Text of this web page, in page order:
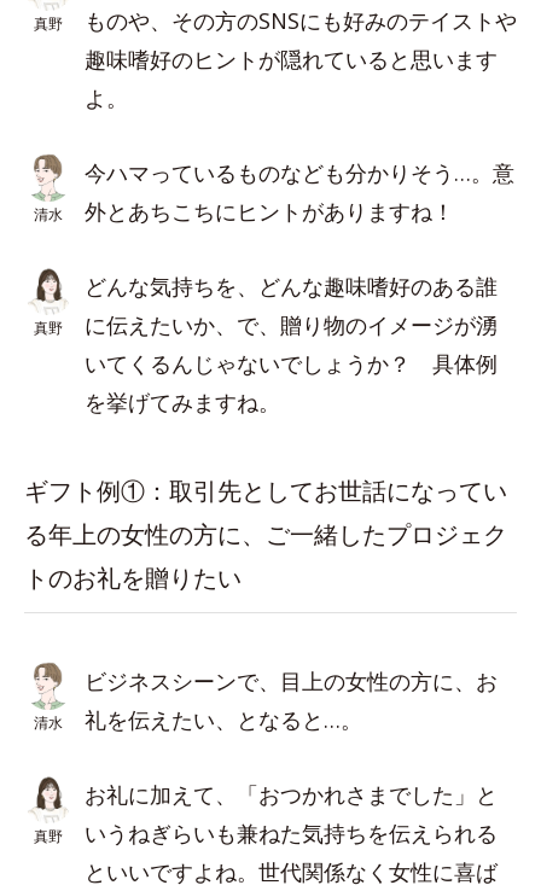
真野
ものや、その方のSNSにも好みのテイストや
趣味嗜好のヒントが隠れていると思います
よ。
清水
今ハマっているものなども分かりそう…。意
外とあちこちにヒントがありますね！
真野
どんな気持ちを、どんな趣味嗜好のある誰
に伝えたいか、で、贈り物のイメージが湧
いてくるんじゃないでしょうか？ 具体例
を挙げてみますね。
ギフト例①：取引先としてお世話になってい
る年上の女性の方に、ご一緒したプロジェク
トのお礼を贈りたい
清水
ビジネスシーンで、目上の女性の方に、お
礼を伝えたい、となると…。
真野
お礼に加えて、「おつかれさまでした」と
いうねぎらいも兼ねた気持ちを伝えられる
といいですよね。世代関係なく女性に喜ば